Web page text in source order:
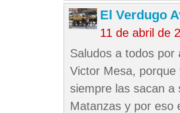
El Verdugo
11 de abril de
Saludos a todos
Victor Mesa,
siempre las sacan a
Matanzas y por eso